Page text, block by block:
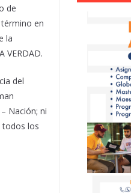
de
en
la
VERDAD.
del
Nación; ni
todos los